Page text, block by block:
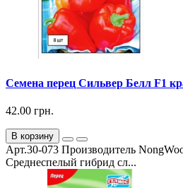
Семена перец Сильвер Белл F1
42.00 грн.
В корзину
Арт.30-073 Производитель
Среднеспелый гибрид сл...